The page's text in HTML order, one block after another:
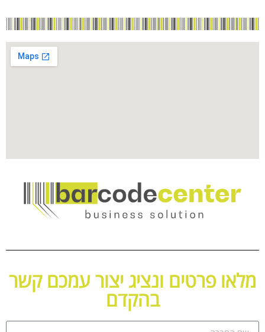
מלאו פרטים ונציג יצור עמכם קשר
בהקדם